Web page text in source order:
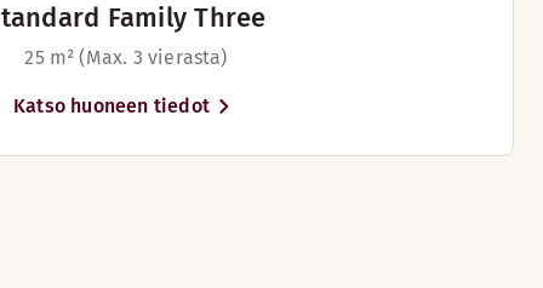
Family Three
25 m² (Max. 3 vierasta)
Katso huoneen tiedot